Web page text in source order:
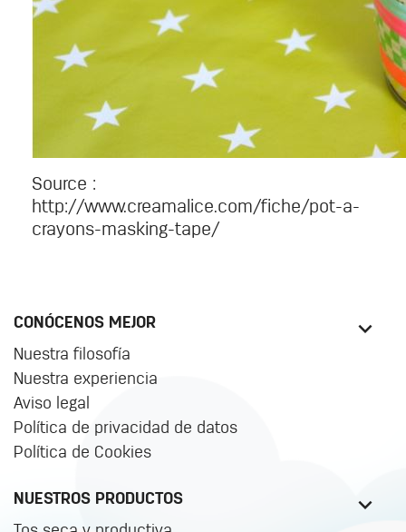
Source :
http://www.creamalice.com/fiche/pot-a-
crayons-masking-tape/
CONÓCENOS MEJOR
Nuestra filosofía
Nuestra experiencia
Aviso legal
Política de privacidad de datos
Política de Cookies
NUESTROS PRODUCTOS